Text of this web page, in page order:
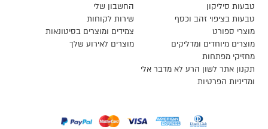
טבעות סיליקון
טבעות בציפוי זהב וכסף
מוצרי ספורט
מוצרים מיוחדים ומדליקים
מחזיקי מפתחות
תקנון אתר לשון הרע לא מדבר אלי
ומדיניות הפרטיות
החשבון שלי
שירות לקוחות
צמידים ומוצרים בסיטונאות
מוצרים לאירוע שלך